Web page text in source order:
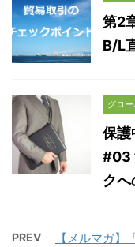
第2
B/L
グロ
保護
#03
クへ
PREV 【メルマガ